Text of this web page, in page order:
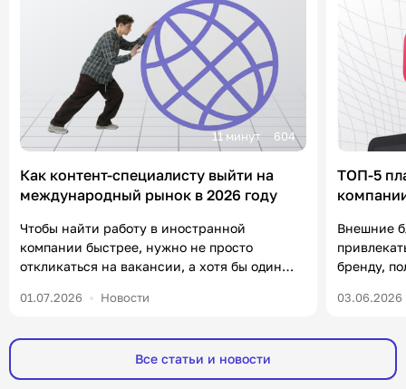
11 минут 604
Как контент-специалисту выйти на
международный рынок в 2026 году
Чтобы найти работу в иностранной
компании быстрее, нужно не просто
откликаться на вакансии, а хотя бы один
нетворкингу и комментингу. В статье
зарубежном рынке, какие инструменты
помогут получить оффер и где искать работу.
Меня зовут Юлия, я руководитель HR в
01.07.2026 Новости
ТОП-5
Внешние
бренду,
уже есть
чаще
03.06.2026
Все статьи и новости